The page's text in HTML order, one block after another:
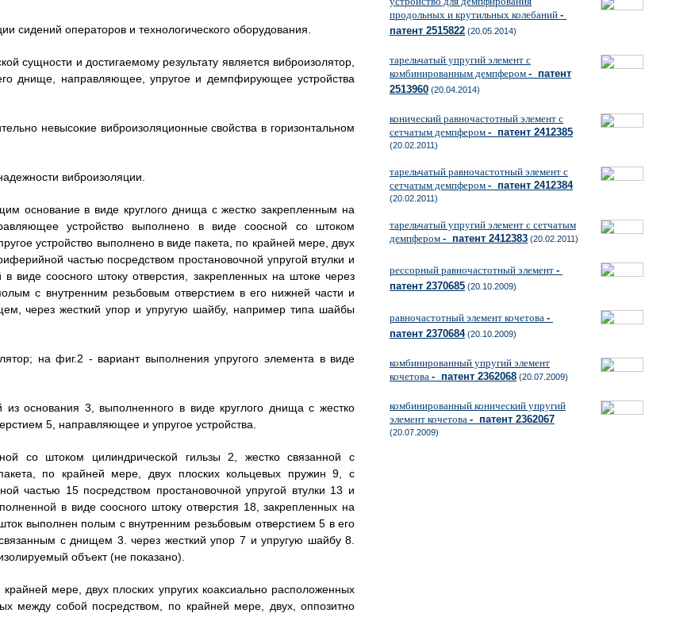
сидений операторов и технологического оборудования.
сущности и достигаемому результату является виброизолятор,
днище, направляющее, упругое и демпфирующее устройства
невысокие виброизоляционные свойства в горизонтальном
виброизоляции.
основание в виде круглого днища с жестко закрепленным на
устройство выполнено в виде соосной со штоком
устройство выполнено в виде пакета, по крайней мере, двух
частью посредством простановочной упругой втулки и
виде соосного штоку отверстия, закрепленных на штоке через
с внутренним резьбовым отверстием в его нижней части и
через жесткий упор и упругую шайбу, например типа шайбы
на фиг.2 - вариант выполнения упругого элемента в виде
основания 3, выполненного в виде круглого днища с жестко
5, направляющее и упругое устройства.
со штоком цилиндрической гильзы 2, жестко связанной с
по крайней мере, двух плоских кольцевых пружин 9, с
частью 15 посредством простановочной упругой втулки 13 и
в виде соосного штоку отверстия 18, закрепленных на
выполнен полым с внутренним резьбовым отверстием 5 в его
с днищем 3. через жесткий упор 7 и упругую шайбу 8.
объект (не показано).
мере, двух плоских упругих коаксиально расположенных
между собой посредством, по крайней мере, двух, оппозитно
продольных и крутильных колебаний -
патент 2515822 (20.05.2014)
тарельчатый упругий элемент с
комбинированным демпфером - патент
2513960 (20.04.2014)
конический равночастотный элемент с
сетчатым демпфером - патент 2412385
(20.02.2011)
тарельчатый равночастотный элемент с
сетчатым демпфером - патент 2412384
(20.02.2011)
тарельчатый упругий элемент с сетчатым
демпфером - патент 2412383 (20.02.2011)
рессорный равночастотный элемент -
патент 2370685 (20.10.2009)
равночастотный элемент кочетова -
патент 2370684(20.10.2009)
комбинированный упругий элемент
кочетова - патент 2362068 (20.07.2009)
комбинированный конический упругий
элемент кочетова - патент 2362067
(20.07.2009)